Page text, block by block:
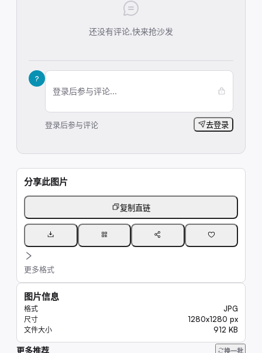
还没有评论,快来抢沙发
?
登录后参与评论...
登录后参与评论 去登录
分享此图片
复制直链
更多格式
图片信息
格式 JPG
尺寸 1280x1280 px
文件大小 912 KB
更多推荐 换一批
9.1K